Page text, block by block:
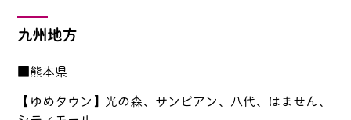
九州地方
■熊本県
【ゆめタウン】光の森、サンピアン、八代、はません、